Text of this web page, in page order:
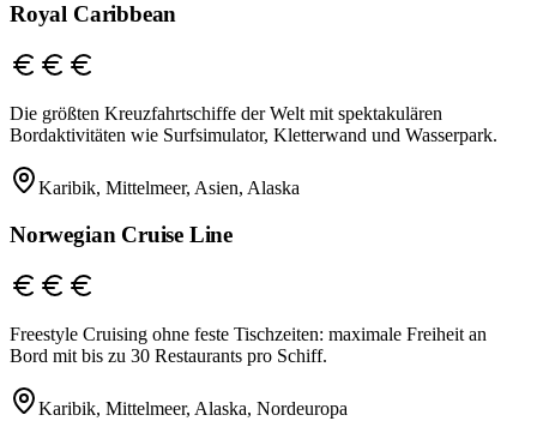
Royal Caribbean
Die größten Kreuzfahrtschiffe der Welt mit spektakulären
Bordaktivitäten wie Surfsimulator, Kletterwand und Wasserpark.
Karibik, Mittelmeer, Asien, Alaska
Norwegian Cruise Line
Freestyle Cruising ohne feste Tischzeiten: maximale Freiheit an
Bord mit bis zu 30 Restaurants pro Schiff.
Karibik, Mittelmeer, Alaska, Nordeuropa